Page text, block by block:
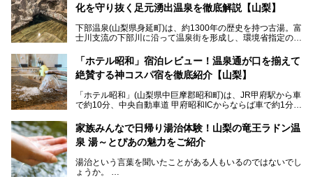
化を守り抜く足元湧出温泉を徹底解説【山梨】
下部温泉(山梨県身延町)は、約1300年の歴史を持つ古湯。富
士川支流の下部川に沿って温泉街を形成し、環境省指定の国
中でも「古湯坊 源泉舘」は、戦国時代に武田信玄公も療養
したと伝えられる名湯の宿。最大の特徴は、令和の現代にお
いても混浴文化が守られ、老若男女の分け隔て一切無く温泉
向にありますが、「古湯坊 源泉舘」では本来あるべき混浴
の姿が保たれている点に注目すべきでしょう。
今回は足元湧出の混浴温泉である「かくし湯大岩風呂」をは
じめ、湯治棟である「別館神泉」を中心に「古湯坊 源泉
舘」の全貌を徹底紹介します。
「ホテル昭和」宿泊レビュー！温泉通が口を揃えて
絶賛する神コスパ宿を徹底紹介【山梨】
「ホテル昭和」(山梨県中巨摩郡昭和町)は、JR甲府駅から車
で約10分、中央自動車道 甲府昭和ICからならば車で約1分の
から、一人泊でも6,000円台から宿泊可能です。
しかし、最大の魅力は“温泉そのもの”でしょう。自家源泉を
統の単純温泉は、入浴すると実にサッパリ爽快。日帰り入浴
不可なこともあり、全国の温泉ファンがこの温泉を求めて
家族みんなで日帰り湯治体験！山梨の竜王ラドン温
泉 湯～とぴあの魅力をご紹介
湯治という言葉を聞いたことがある人もいるのではないでし
ょうか。